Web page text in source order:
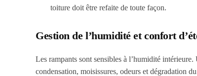
toiture doit être refaite de toute façon.
Gestion de l’humidité et confort
Les rampants sont sensibles à l’humidité
condensation, moisissures, odeurs et dégradation